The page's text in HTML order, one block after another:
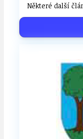
Některé další